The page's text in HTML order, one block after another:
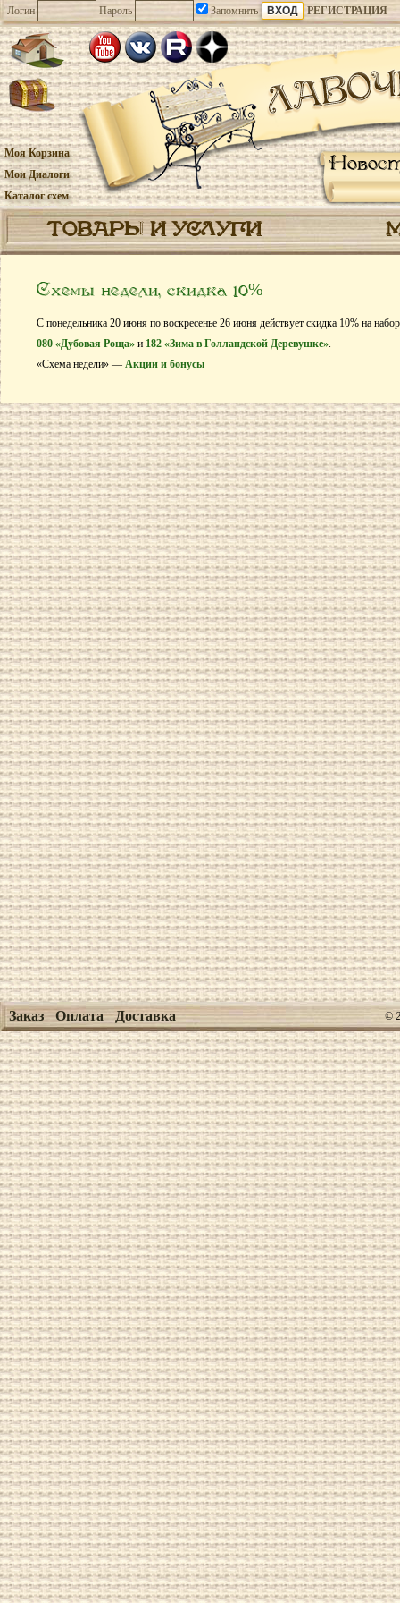
Логин Пароль Запомнить РЕГИСТРАЦИЯ
Моя Корзина
Мои Диалоги
Каталог схем
ТОВАРЫ И УСЛУГИ
Схемы недели, скидка 10%
С понедельника 20 июня по воскресенье 26 июня действует скидка 10% на
080 «Дубовая Роща» и 182 «Зима в Голландской Деревушке».
«Схема недели» — Акции и бонусы
Заказ Оплата Доставка ©